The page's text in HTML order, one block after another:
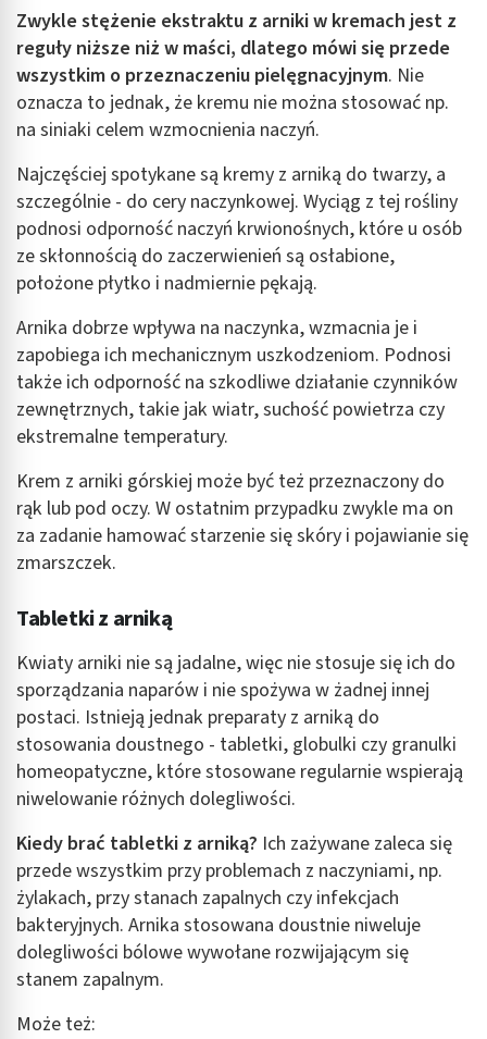
Zwykle stężenie ekstraktu z arniki w kremach jest z
reguły niższe niż w maści, dlatego mówi się przede
wszystkim o przeznaczeniu pielęgnacyjnym. Nie
oznacza to jednak, że kremu nie można stosować np.
na siniaki celem wzmocnienia naczyń.
Najczęściej spotykane są kremy z arniką do twarzy, a
szczególnie - do cery naczynkowej. Wyciąg z tej rośliny
podnosi odporność naczyń krwionośnych, które u osób
ze skłonnością do zaczerwienień są osłabione,
położone płytko i nadmiernie pękają.
Arnika dobrze wpływa na naczynka, wzmacnia je i
zapobiega ich mechanicznym uszkodzeniom. Podnosi
także ich odporność na szkodliwe działanie czynników
zewnętrznych, takie jak wiatr, suchość powietrza czy
ekstremalne temperatury.
Krem z arniki górskiej może być też przeznaczony do
rąk lub pod oczy. W ostatnim przypadku zwykle ma on
za zadanie hamować starzenie się skóry i pojawianie się
zmarszczek.
Tabletki z arniką
Kwiaty arniki nie są jadalne, więc nie stosuje się ich do
sporządzania naparów i nie spożywa w żadnej innej
postaci. Istnieją jednak preparaty z arniką do
stosowania doustnego - tabletki, globulki czy granulki
homeopatyczne, które stosowane regularnie wspierają
niwelowanie różnych dolegliwości.
Kiedy brać tabletki z arniką? Ich zażywane zaleca się
przede wszystkim przy problemach z naczyniami, np.
żylakach, przy stanach zapalnych czy infekcjach
bakteryjnych. Arnika stosowana doustnie niweluje
dolegliwości bólowe wywołane rozwijającym się
stanem zapalnym.
Może też: